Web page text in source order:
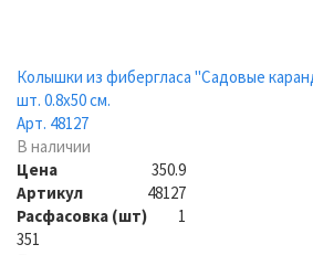
Колышки из фибергласа "Садовые
шт. 0.8х50 см.
Арт. 48127
В наличии
Цена
350.9
Артикул
48127
Расфасовка (шт)
1
351